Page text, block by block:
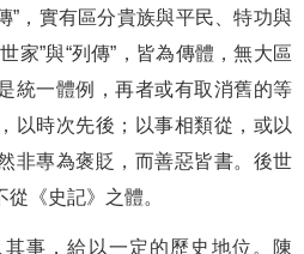
”，實有區分貴族與平民、特功與
家”與“列傳”，皆為傳體，無大區
統一體例，再者或有取消舊的等
以時次先後；以事相類從，或以
非專為褒貶，而善惡皆書。後世
《史記》之體。
其事，給以一定的歷史地位。陳